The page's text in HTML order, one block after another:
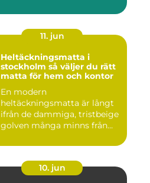
11. jun
Heltäckningsmatta i
stockholm så väljer du rätt
matta för hem och kontor
En modern
heltäckningsmatta är långt
ifrån de dammiga, tristbeige
golven många minns från
10. jun